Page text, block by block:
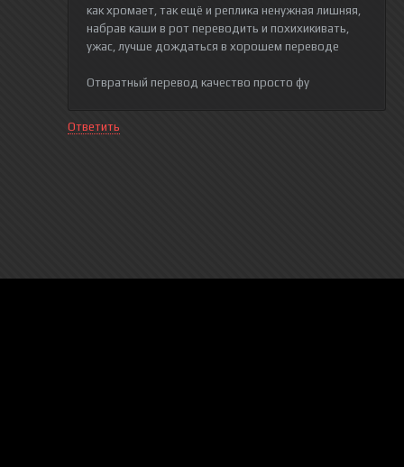
как хромает, так ещё и реплика ненужная лишняя,
набрав каши в рот переводить и похихикивать,
ужас, лучше дождаться в хорошем переводе
Отвратный перевод качество просто фу
Ответить